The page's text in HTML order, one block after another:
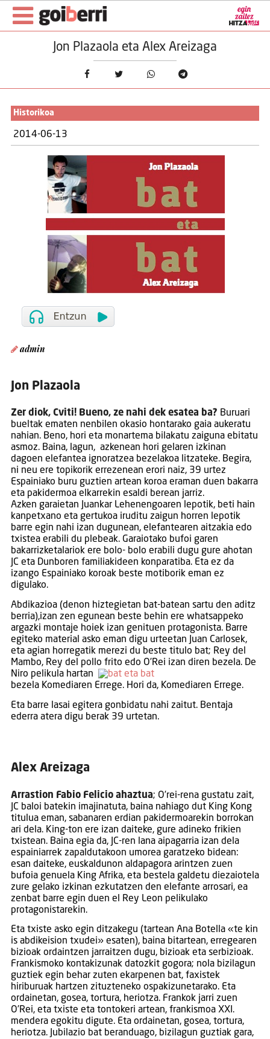
Jon Plazaola eta Alex Areizaga
Historikoa
2014-06-13
admin
Jon Plazaola
Zer diok, Cviti! Bueno, ze nahi dek esatea ba? Buruari
bueltak ematen nenbilen okasio hontarako gaia aukeratu
nahian. Beno, hori eta monartema bilakatu zaiguna ebitatu
asmoz. Baina, lagun, azkenean hori gelaren izkinan
dagoen elefantea ignoratzea bezelakoa litzateke. Begira,
ni neu ere topikorik errezenean erori naiz, 39 urtez
Espainiako buru guztien artean koroa eraman duen bakarra
eta pakidermoa elkarrekin esaldi berean jarriz.
Azken garaietan Juankar Lehenengoaren lepotik, beti hain
kanpetxano eta gertukoa iruditu zaigun horren lepotik
barre egin nahi izan dugunean, elefantearen aitzakia edo
txistea erabili du plebeak. Garaiotako bufoi garen
bakarrizketalariok ere bolo- bolo erabili dugu gure ahotan
JC eta Dunboren familiakideen konparatiba. Eta ez da
izango Espainiako koroak beste motiborik eman ez
digulako.
Abdikazioa (denon hiztegietan bat-batean sartu den aditz
berria),izan zen egunean beste behin ere whatsappeko
argazki montaje hoiek izan genituen protagonista. Barre
egiteko material asko eman digu urteetan Juan Carlosek,
eta agian horregatik merezi du beste titulo bat; Rey del
Mambo, Rey del pollo frito edo O’Rei izan diren bezela. De
Niro pelikula hartan
bezela Komediaren Errege. Hori da, Komediaren Errege.
Eta barre lasai egitera gonbidatu nahi zaitut. Bentaja
ederra atera digu berak 39 urtetan.
Alex Areizaga
Arrastion Fabio Felicio ahaztua; O’rei-rena gustatu zait,
JC baloi batekin imajinatuta, baina nahiago dut King Kong
titulua eman, sabanaren erdian pakidermoarekin borrokan
ari dela. King-ton ere izan daiteke, gure adineko frikien
txistean. Baina egia da, JC-ren lana aipagarria izan dela
espainiarrek zapaldutakoon umorea garatzeko bidean:
esan daiteke, euskaldunon aldapagora arintzen zuen
bufoia genuela King Afrika, eta bestela galdetu diezaiotela
zure gelako izkinan ezkutatzen den elefante arrosari, ea
zenbat barre egin duen el Rey Leon pelikulako
protagonistarekin.
Eta txiste asko egin ditzakegu (tartean Ana Botella «te kin
is abdikeision txudei» esaten), baina bitartean, erregearen
bizioak ordaintzen jarraitzen dugu, bizioak eta serbizioak.
Frankismoko kontakizunak datozkit gogora; nola bizilagun
guztiek egin behar zuten ekarpenen bat, faxistek
hiriburuak hartzen zituzteneko ospakizunetarako. Eta
ordainetan, gosea, tortura, heriotza. Frankok jarri zuen
O’Rei, eta txiste eta tontokeri artean, frankismoa XXI.
mendera egokitu digute. Eta ordainetan, gosea, tortura,
heriotza. Jubilazio bat beranduago, bizilagun guztiak gara,